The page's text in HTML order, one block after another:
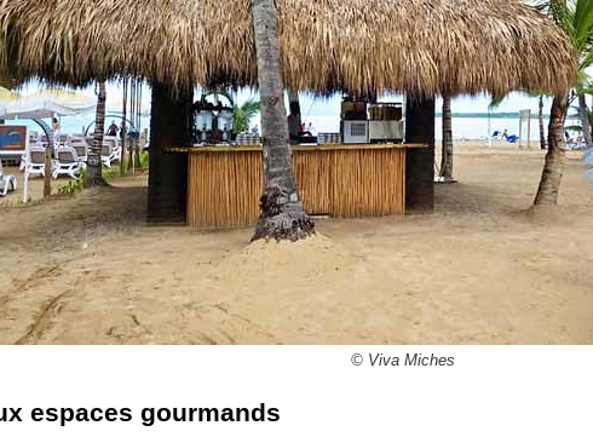
© Viva Miches
espaces gourmands